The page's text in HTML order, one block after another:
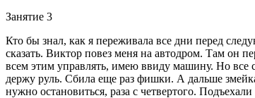
Занятие 3
Кто бы знал, как я переживала все дни перед
сказать. Виктор повез меня на автодром. Там он
всем этим управлять, имею ввиду машину. Но все
держу руль. Сбила еще раз фишки. А дальше
нужно остановиться, раза с четвертого. Подъехали